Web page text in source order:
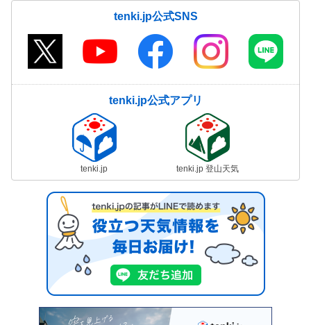
tenki.jp公式SNS
tenki.jp公式アプリ
tenki.jp tenki.jp 登山天気